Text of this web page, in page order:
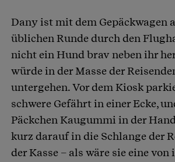
Artikel teilen
Dany ist mit dem Gepäckwagen
üblichen Runde durch den
nicht ein Hund brav neben ihr
würde in der Masse der
untergehen. Vor dem Kiosk
schwere Gefährt in einer Ecke,
Päckchen Kaugummi in der
kurz darauf in die Schlange der
der Kasse – als wäre sie eine von